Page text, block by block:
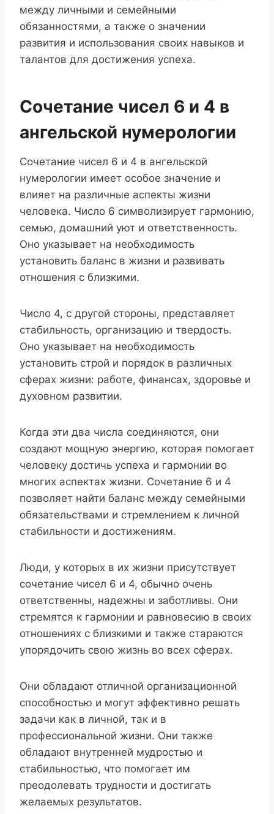
между личными и семейными
обязанностями, а также о значении
развития и использования своих навыков и
талантов для достижения успеха.
Сочетание чисел 6 и 4 в
ангельской нумерологии
Сочетание чисел 6 и 4 в ангельской
нумерологии имеет особое значение и
влияет на различные аспекты жизни
человека. Число 6 символизирует гармонию,
семью, домашний уют и ответственность.
Оно указывает на необходимость
установить баланс в жизни и развивать
отношения с близкими.
Число 4, с другой стороны, представляет
стабильность, организацию и твердость.
Оно указывает на необходимость
установить строй и порядок в различных
сферах жизни: работе, финансах, здоровье и
духовном развитии.
Когда эти два числа соединяются, они
создают мощную энергию, которая помогает
человеку достичь успеха и гармонии во
многих аспектах жизни. Сочетание 6 и 4
позволяет найти баланс между семейными
обязательствами и стремлением к личной
стабильности и достижениям.
Люди, у которых в их жизни присутствует
сочетание чисел 6 и 4, обычно очень
ответственны, надежны и заботливы. Они
стремятся к гармонии и равновесию в своих
отношениях с близкими и также стараются
упорядочить свою жизнь во всех сферах.
Они обладают отличной организационной
способностью и могут эффективно решать
задачи как в личной, так и в
профессиональной жизни. Они также
обладают внутренней мудростью и
стабильностью, что помогает им
преодолевать трудности и достигать
желаемых результатов.